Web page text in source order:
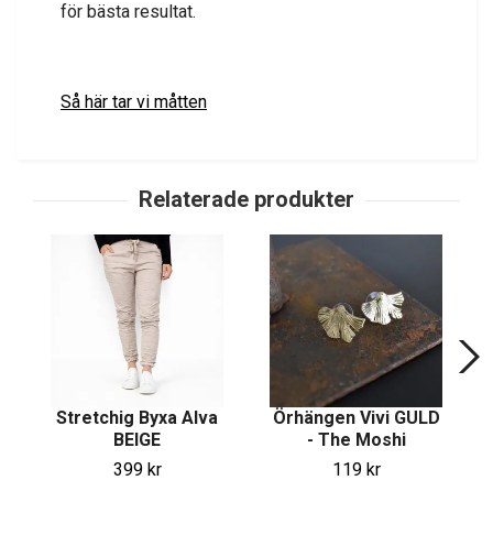
för bästa resultat.
Så här tar vi måtten
Stretchig Byxa Alva
BEIGE
399 kr
Örhängen Vivi GULD
- The Moshi
119 kr